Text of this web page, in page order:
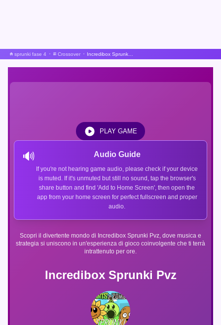
sprunki fase 4 Crossover
Incredibox Sprunki Pvz
Scopri il divertente mondo di Incredibox Sprunki Pvz, dove musica e
strategia si uniscono in un'esperienza di gioco coinvolgente che ti terrà
intrattenuto per ore.
🔊 Audio Guide
If you're not hearing game audio, please check if your device
is muted. If it's unmuted but still no sound, tap the browser's
share button and find 'Add to Home Screen', then open the
app from your home screen for perfect fullscreen and proper
audio.
PLAY GAME